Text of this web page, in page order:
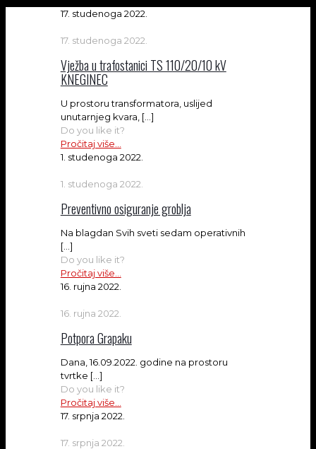
17. studenoga 2022.
17. studenoga 2022.
Vježba u trafostanici TS 110/20/10 kV
KNEGINEC
U prostoru transformatora, uslijed
unutarnjeg kvara, […]
Do you like it?
Pročitaj više...
1. studenoga 2022.
1. studenoga 2022.
Preventivno osiguranje groblja
Na blagdan Svih sveti sedam operativnih
[…]
Do you like it?
Pročitaj više...
16. rujna 2022.
16. rujna 2022.
Potpora Grapaku
Dana, 16.09.2022. godine na prostoru
tvrtke […]
Do you like it?
Pročitaj više...
17. srpnja 2022.
17. srpnja 2022.